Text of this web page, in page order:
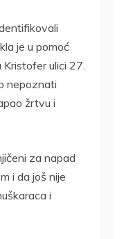
je u pomoć
ulici 27.
nepoznati
žrtvu i
za napad
i da još nije
i